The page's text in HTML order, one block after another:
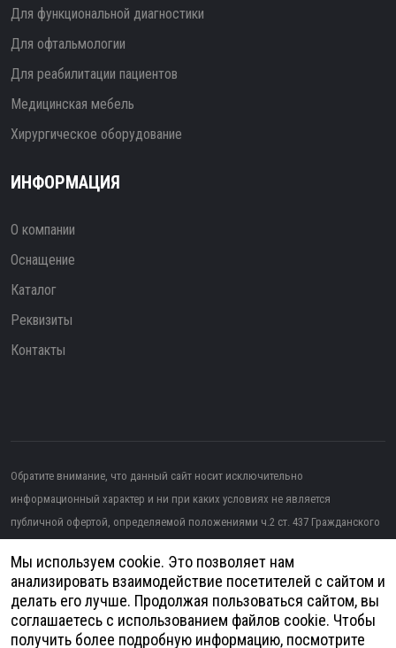
Для функциональной диагностики
Для офтальмологии
Для реабилитации пациентов
Медицинская мебель
Хирургическое оборудование
ИНФОРМАЦИЯ
О компании
Оснащение
Каталог
Реквизиты
Контакты
Обратите внимание, что данный сайт носит исключительно
информационный характер и ни при каких условиях не является
публичной офертой, определяемой положениями ч.2 ст. 437 Гражданского
Изображение от topntp26на Freepik
Политика конфиденциальности
Согласие на обработку персональных данных
Мы используем cookie. Это позволяет нам
анализировать взаимодействие посетителей с сайтом и
делать его лучше. Продолжая пользоваться сайтом, вы
соглашаетесь с использованием файлов cookie. Чтобы
получить более подробную информацию, посмотрите